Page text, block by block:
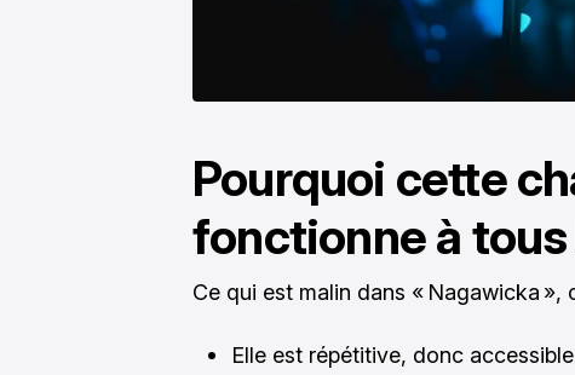
Pourquoi cette
fonctionne à tous
Ce qui est malin dans « Nagawicka »,
Elle est répétitive, donc